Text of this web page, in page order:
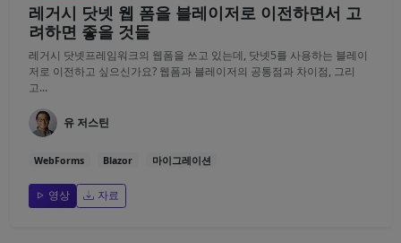
레거시 닷넷 웹 폼을 블레이저로 이전하면서 고
려하면 좋을 것들
레거시 닷넷프레임워크의 웹폼을 쓰고 있는데, 닷넷5를 사용하는 블레이
저로 이전하고 싶으신가요? 웹폼과 블레이저의 공통점과 차이점, 그리
고...
유 저스틴
WebForms Blazor 마이그레이션
영상 자료